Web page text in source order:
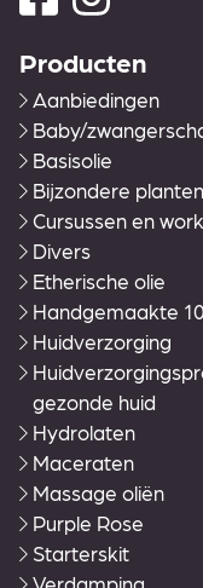
Producten
Aanbiedingen
Baby/
Basisolie
Bijzondere
Cursussen en
Divers
Etherische olie
Handgemaakte
Huidverzorging
gezonde huid
Hydrolaten
Maceraten
Massage oliën
Purple Rose
Starterskit
Verdamping